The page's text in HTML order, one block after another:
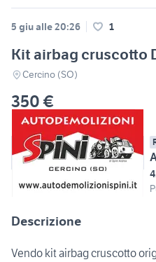
5 giu alle 20:26 1
Kit airbag cruscotto
Cercino (SO)
350 €
Descrizione
Vendo kit airbag cruscotto